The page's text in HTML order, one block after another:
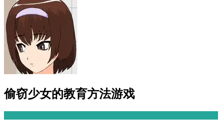
偷窃少女的教育方法游戏